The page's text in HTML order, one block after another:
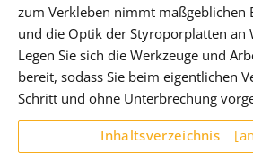
zum Verkleben nimmt maßgeblichen
und die Optik der Styroporplatten an
Legen Sie sich die Werkzeuge und
bereit, sodass Sie beim eigentlichen
Schritt und ohne Unterbrechung
Inhaltsverzeichnis